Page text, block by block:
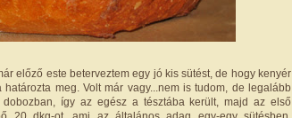
előző este beterveztem egy jó kis sütést, de hogy kenyér
meg. Volt már vagy...nem is tudom, de legalább
így az egész a tésztába került, majd az első